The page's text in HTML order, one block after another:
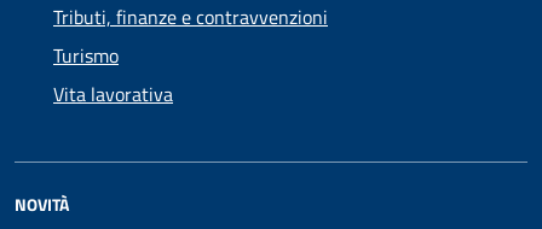
Tributi, finanze e contravvenzioni
Turismo
Vita lavorativa
NOVITÀ